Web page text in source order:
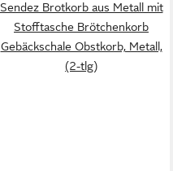
Sendez Brotkorb aus Metall mit
Stofftasche Brötchenkorb
Gebäckschale Obstkorb, Metall,
(2-tlg)